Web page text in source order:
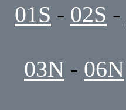
01S - 02S -
03N - 06N